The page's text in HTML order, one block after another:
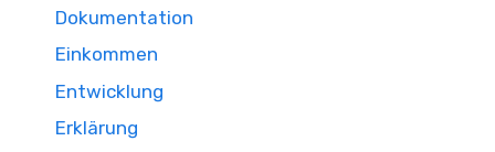
Dokumentation
Einkommen
Entwicklung
Erklärung